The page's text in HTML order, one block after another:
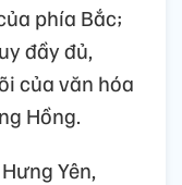
phía Bắc;
đầy đủ,
của văn hóa
Hồng.
Yên,